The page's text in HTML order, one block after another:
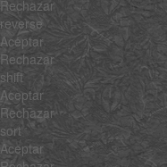
Rechazar
reverse
Aceptar
Rechazar
shift
Aceptar
Rechazar
sort
Aceptar